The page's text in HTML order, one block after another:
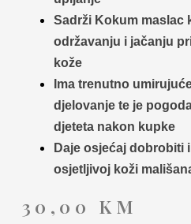
Sadrži Kokum maslac
održavanju i jačanju
kože
Ima trenutno
djelovanje te je
djeteta nakon kupke
Daje osjećaj dobrobiti
osjetljivoj koži
30,00 KM